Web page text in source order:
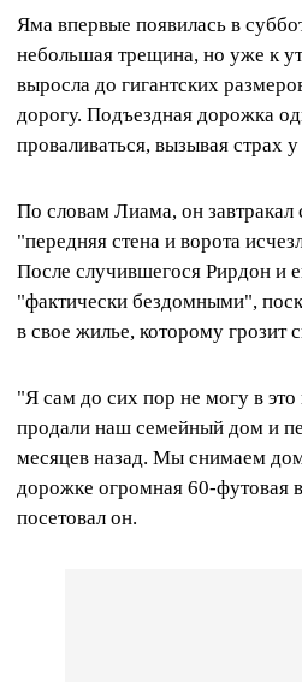
Яма впервые появилась в
небольшая трещина, но уже к
выросла до гигантских
дорогу. Подъездная дорожка
проваливаться, вызывая страх
По словам Лиама, он завтракал
"передняя стена и ворота
После случившегося Рирдон и
"фактически бездомными",
в свое жилье, которому грозит
"Я сам до сих пор не могу в
продали наш семейный дом и
месяцев назад. Мы снимаем
дорожке огромная 60-футовая
посетовал он.